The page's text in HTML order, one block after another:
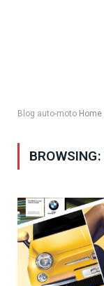
Blog auto-moto Home
BROWSING: